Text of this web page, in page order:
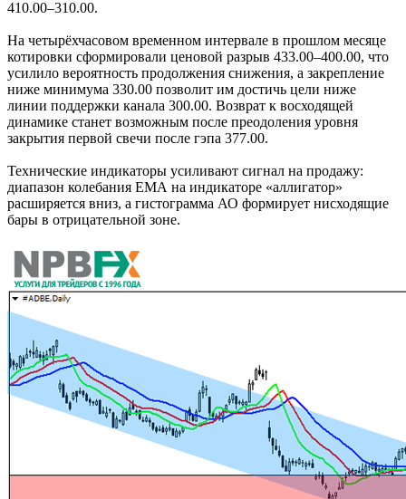
410.00–310.00.
На четырёхчасовом временном интервале в прошлом месяце
котировки сформировали ценовой разрыв 433.00–400.00, что
усилило вероятность продолжения снижения, а закрепление
ниже минимума 330.00 позволит им достичь цели ниже
линии поддержки канала 300.00. Возврат к восходящей
динамике станет возможным после преодоления уровня
закрытия первой свечи после гэпа 377.00.
Технические индикаторы усиливают сигнал на продажу:
диапазон колебания ЕМА на индикаторе «аллигатор»
расширяется вниз, а гистограмма АО формирует нисходящие
бары в отрицательной зоне.